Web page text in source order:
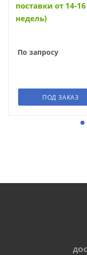
поставки от 14-16
недель)
По запросу
ПОД ЗАКАЗ